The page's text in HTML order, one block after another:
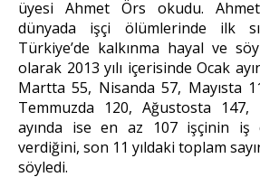
üyesi Ahmet Örs okudu.
dünyada işçi ölümlerinde ilk
Türkiye’de kalkınma hayal ve
olarak 2013 yılı içerisinde Ocak
Martta 55, Nisanda 57, Mayısta
Temmuzda 120, Ağustosta 147,
ayında ise en az 107 işçinin iş
verdiğini, son 11 yıldaki toplam
söyledi.